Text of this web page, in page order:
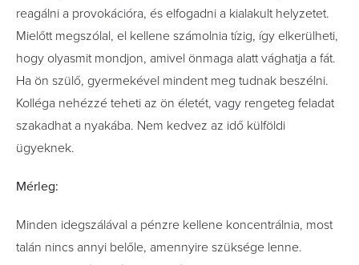
reagálni a provokációra, és elfogadni a kialakult helyzetet.
Mielőtt megszólal, el kellene számolnia tízig, így elkerülheti,
hogy olyasmit mondjon, amivel önmaga alatt vághatja a fát.
Ha ön szülő, gyermekével mindent meg tudnak beszélni.
Kolléga nehézzé teheti az ön életét, vagy rengeteg feladat
szakadhat a nyakába. Nem kedvez az idő külföldi
ügyeknek.
Mérleg:
Minden idegszálával a pénzre kellene koncentrálnia, most
talán nincs annyi belőle, amennyire szüksége lenne.